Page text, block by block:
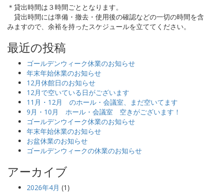
＊貸出時間は３時間ごととなります。
貸出時間には準備・撤去・使用後の確認などの一切の時間を含
みますので、余裕を持ったスケジュールを立ててください。
最近の投稿
ゴールデンウィーク休業のお知らせ
年末年始休業のお知らせ
12月休館日のお知らせ
12月で空いている日がございます
11月・12月 のホール・会議室、まだ空いてます
9月・10月 ホール・会議室 空きがございます！
ゴールデンウイーク休業のお知らせ
年末年始休業のお知らせ
お盆休業のお知らせ
ゴールデンウィークの休業のお知らせ
アーカイブ
2026年4月 (1)